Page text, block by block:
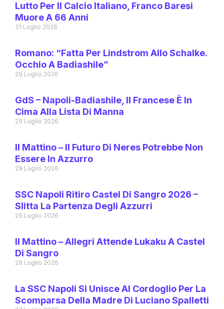
Lutto Per Il Calcio Italiano, Franco Baresi
Muore A 66 Anni
31 Luglio 2026
Romano: “Fatta Per Lindstrom Allo Schalke.
Occhio A Badiashile”
29 Luglio 2026
GdS – Napoli-Badiashile, Il Francese È In
Cima Alla Lista Di Manna
29 Luglio 2026
Il Mattino – Il Futuro Di Neres Potrebbe Non
Essere In Azzurro
29 Luglio 2026
SSC Napoli Ritiro Castel Di Sangro 2026 –
Slitta La Partenza Degli Azzurri
29 Luglio 2026
Il Mattino – Allegri Attende Lukaku A Castel
Di Sangro
29 Luglio 2026
La SSC Napoli Si Unisce Al Cordoglio Per La
Scomparsa Della Madre Di Luciano Spalletti